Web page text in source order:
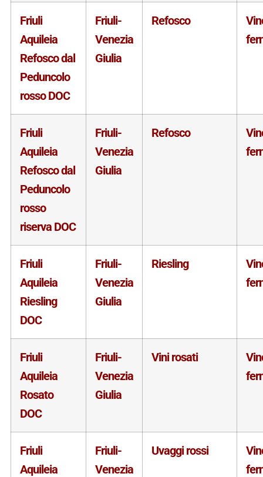
Friuli
Aquileia
Refosco dal
Peduncolo
rosso DOC
Friuli-
Venezia
Giulia
Refosco
Friuli
Aquileia
Refosco dal
Peduncolo
rosso
riserva DOC
Friuli-
Venezia
Giulia
Refosco
Friuli
Aquileia
Riesling
DOC
Friuli-
Venezia
Giulia
Riesling
Friuli
Aquileia
Rosato
DOC
Friuli-
Venezia
Giulia
Vini rosati
Friuli
Aquileia
Friuli-
Venezia
Uvaggi rossi